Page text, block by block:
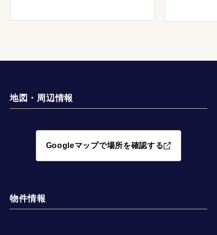
地図・周辺情報
Googleマップで場所を確認する
物件情報